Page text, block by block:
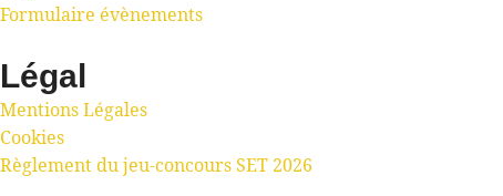
Formulaire évènements
Légal
Mentions Légales
Cookies
Règlement du jeu-concours SET 2026